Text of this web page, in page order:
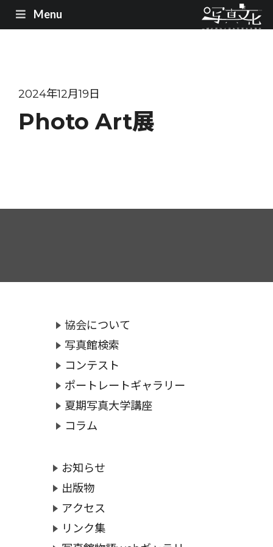
Menu
2024年12月19日
Photo Art展
協会について
写真館検索
コンテスト
ポートレートギャラリー
夏期写真大学講座
コラム
お知らせ
出版物
アクセス
リンク集